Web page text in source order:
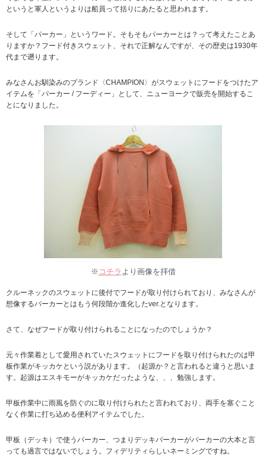
というと軍人というよりは船員って括りにあたると思われます。
そして「パーカー」というワード。そもそもパーカーとは？って考えたことあ
りますか？フード付きスウェット、それで正解なんですが、その歴史は1930年
代まで遡ります。
みなさんお馴染みのブランド〈CHAMPION〉がスウェットにフードをつけたア
イテムを「パーカー / フーディー」として、ニューヨークで販売を開始するこ
とになりました。
※ コチラ より画像を拝借
クルーネックのスウェットに後付でフードが取り付けられており、みなさんが
想像するパーカーとはもう何段階か進化したver.となります。
さて、なぜフードが取り付けられることになったのでしょうか？
元々作業着として愛用されていたスウェットにフードを取り付けられたのは甲
板作業がキッカケという説があります。（起源か？と言われると違うと思いま
す。起源はエスキモーがキッカケだったような、、、勉強します。
甲板作業中に雨風を防ぐのに取り付けられたと言われており、両手を塞ぐこと
なく作業に打ち込める便利アイテムでした。
甲板（デッキ）で使うパーカー、つまりデッキパーカーがパーカーの大本と言
っても過言ではないでしょう。フィデリティらしいネーミングですね。